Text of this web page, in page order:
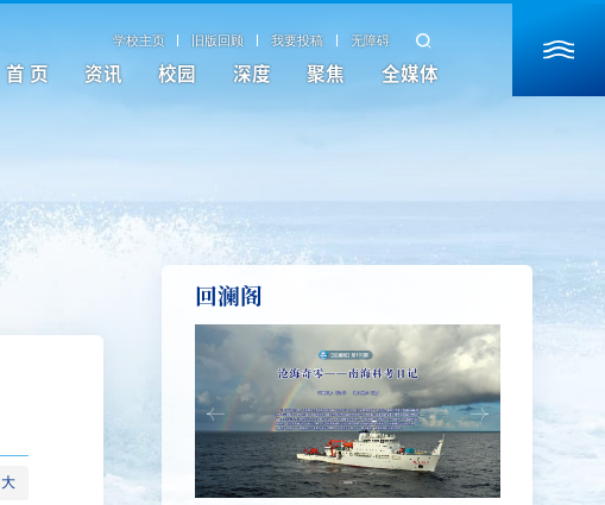
学校主页 旧版回顾 我要投稿 无障碍
首 页 资讯 校园 深度 聚焦 全媒体
大
回澜阁